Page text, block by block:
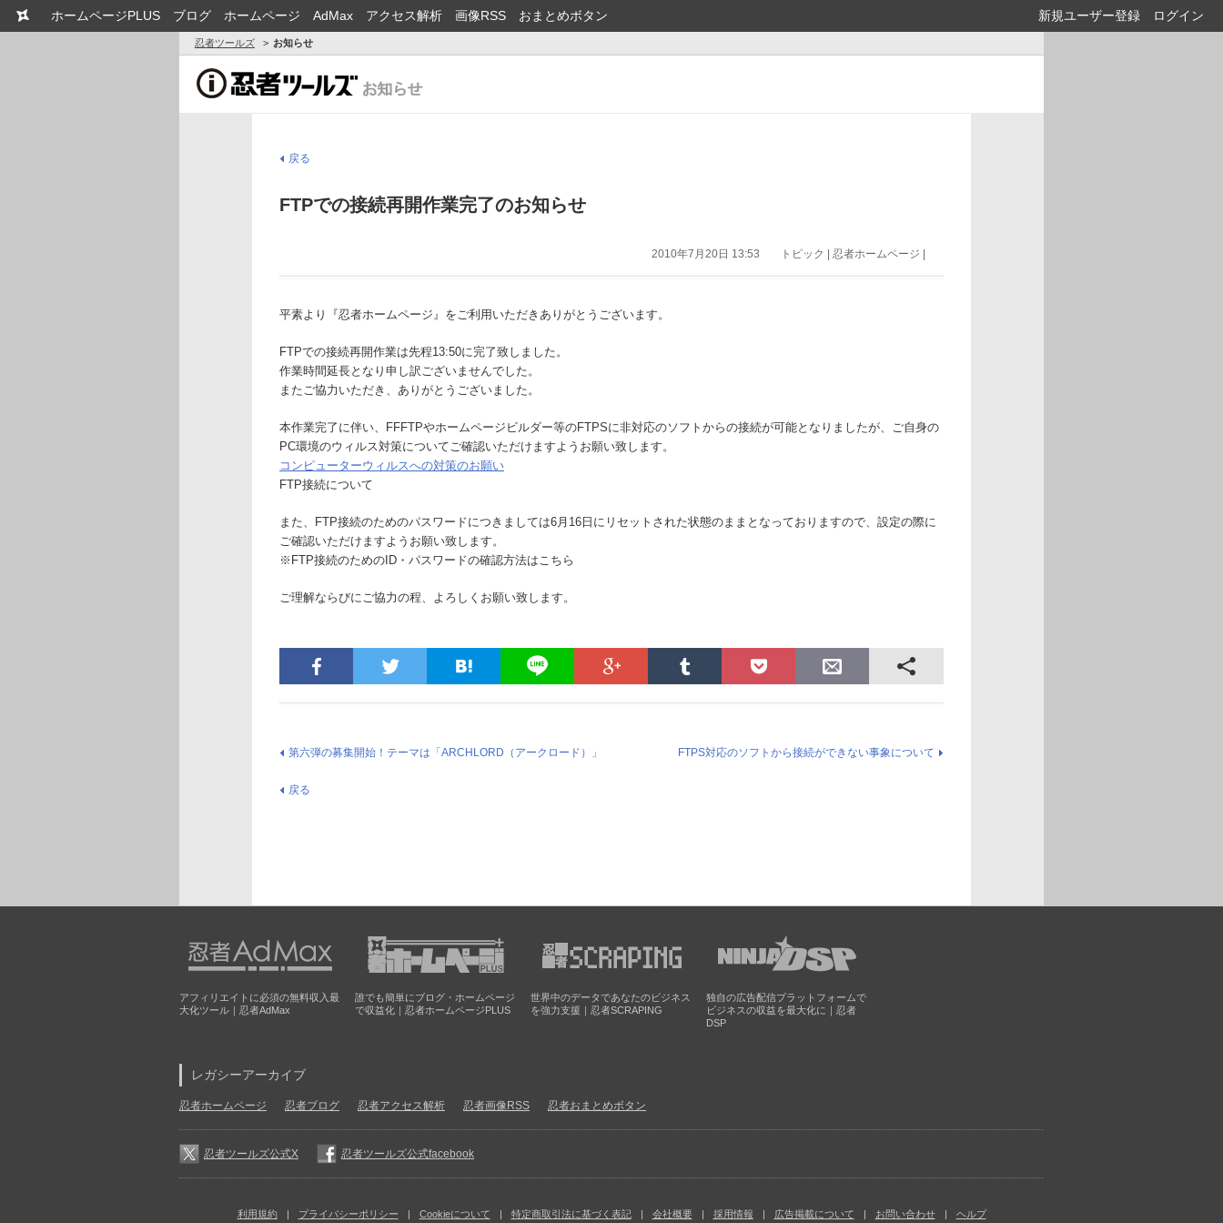
新規ユーザー登録 ログイン
ホームページPLUS ブログ ホームページ AdMax アクセス解析 画像RSS おまとめボタン
忍者ツールズ お知らせ
戻る
FTPでの接続再開作業完了のお知らせ
トピック | 忍者ホームページ |
2010年7月20日 13:53
平素より『忍者ホームページ』をご利用いただきありがとうございます。
FTPでの接続再開作業は先程13:50に完了致しました。
作業時間延長となり申し訳ございませんでした。
またご協力いただき、ありがとうございました。
本作業完了に伴い、FFFTPやホームページビルダー等のFTPSに非対応のソフトからの接続が可能となりましたが、ご自身の
PC環境のウィルス対策についてご確認いただけますようお願い致します。
コンピューターウィルスへの対策のお願い
FTP接続について
また、FTP接続のためのパスワードにつきましては6月16日にリセットされた状態のままとなっておりますので、設定の際に
ご確認いただけますようお願い致します。
※FTP接続のためのID・パスワードの確認方法はこちら
ご理解ならびにご協力の程、よろしくお願い致します。
第六弾の募集開始！テーマは「ARCHLORD（アークロード）」 FTPS対応のソフトから接続ができない事象について
戻る
アフィリエイトに必須の無料収入最
大化ツール｜忍者AdMax
誰でも簡単にブログ・ホームページ
で収益化｜忍者ホームページPLUS
世界中のデータであなたのビジネス
を強力支援｜忍者SCRAPING
独自の広告配信プラットフォームで
ビジネスの収益を最大化に｜忍者
DSP
レガシーアーカイブ
忍者ホームページ 忍者ブログ 忍者アクセス解析 忍者画像RSS 忍者おまとめボタン
忍者ツールズ公式X 忍者ツールズ公式facebook
利用規約 プライバシーポリシー Cookieについて 特定商取引法に基づく表記 会社概要 採用情報 広告掲載について お問い合わせ ヘルプ